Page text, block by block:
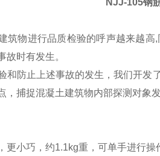
NJJ-105钢
筑物进行品质检验的呼声越来越高,
故时有发生。
和防止上述事故的发生，我们开发
，捕捉混凝土建筑物内部探测对象
更小巧，约1.1kg重，可单手进行操